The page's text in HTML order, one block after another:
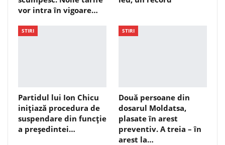
vor intra în vigoare…
STIRI
Partidul lui Ion Chicu
inițiază procedura de
suspendare din funcție
a președintei…
STIRI
Două persoane din
dosarul Moldatsa,
plasate în arest
preventiv. A treia – în
arest la…